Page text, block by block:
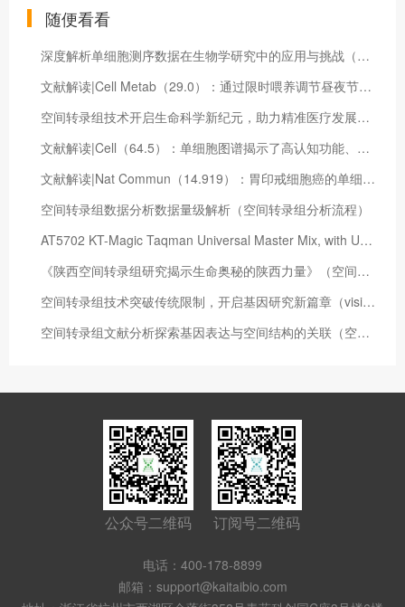
随便看看
深度解析单细胞测序数据在生物学研究中的应用与挑战（单细胞测序数据处理）
文献解读|Cell Metab（29.0）：通过限时喂养调节昼夜节律可挽救阿尔茨海默病小鼠模型的大脑病理并改善记忆
空间转录组技术开启生命科学新纪元，助力精准医疗发展（空间转录组的意义）
文献解读|Cell（64.5）：单细胞图谱揭示了高认知功能、痴呆和阿尔茨海默症病理恢复力的相关性
文献解读|Nat Commun（14.919）：胃印戒细胞癌的单细胞分析揭示了细胞学和免疫微环境特征
空间转录组数据分析数据量级解析（空间转录组分析流程）
AT5702 KT-Magic Taqman Universal Master Mix, with UNG 上市！
《陕西空间转录组研究揭示生命奥秘的陕西力量》（空间转录组数据分析）
空间转录组技术突破传统限制，开启基因研究新篇章（visium空间转录组）
空间转录组文献分析探索基因表达与空间结构的关联（空间转录组数据）
公众号二维码 订阅号二维码
电话：400-178-8899
邮箱：support@kaitaibio.com